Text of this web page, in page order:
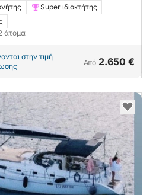
Super ιδιοκτήτης
άτομα
στην τιμή
Από 2.650 €